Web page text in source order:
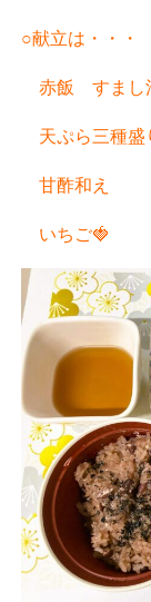
○献立は・・・
赤飯 すまし
天ぷら三種盛
甘酢和え
いちご🍓